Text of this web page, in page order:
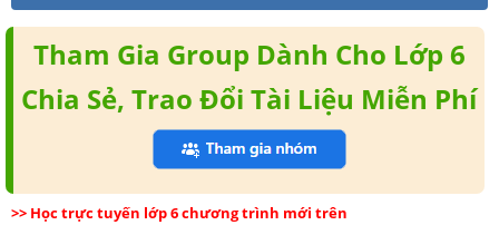
Tham Gia Group Dành Cho Lớp 6
Chia Sẻ, Trao Đổi Tài Liệu Miễn Phí
>> Học trực tuyến lớp 6 chương trình mới trên